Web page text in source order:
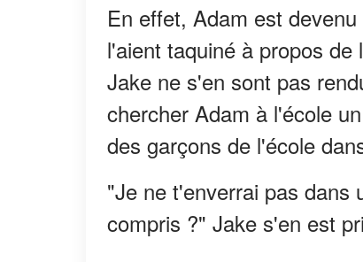
En effet, Adam est
l'aient taquiné à propos
Jake ne s'en sont pas
chercher Adam à l'école
des garçons de l'école
"Je ne t'enverrai pas dans
compris ?" Jake s'en est